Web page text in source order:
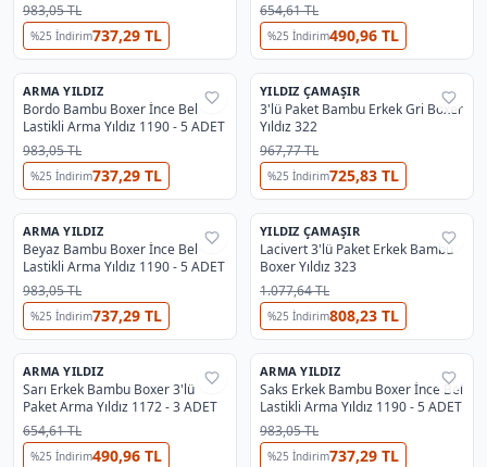
983,05 TL
%25 İndirim737,29 TL
654,61 TL
%25 İndirim490,96 TL
%28
ARMA YILDIZ
Bordo Bambu Boxer İnce Bel
Lastikli Arma Yıldız 1190 - 5 ADET
983,05 TL
%25 İndirim737,29 TL
%40
YILDIZ ÇAMAŞIR
3'lü Paket Bambu Erkek Gri Boxer
Yıldız 322
967,77 TL
%25 İndirim725,83 TL
%28
ARMA YILDIZ
Beyaz Bambu Boxer İnce Bel
Lastikli Arma Yıldız 1190 - 5 ADET
983,05 TL
%25 İndirim737,29 TL
%25
YILDIZ ÇAMAŞIR
Lacivert 3'lü Paket Erkek Bambu
Boxer Yıldız 323
1.077,64 TL
%25 İndirim808,23 TL
%28
ARMA YILDIZ
Sarı Erkek Bambu Boxer 3'lü
Paket Arma Yıldız 1172 - 3 ADET
654,61 TL
%25 İndirim490,96 TL
%28
ARMA YILDIZ
Saks Erkek Bambu Boxer İnce Bel
Lastikli Arma Yıldız 1190 - 5 ADET
983,05 TL
%25 İndirim737,29 TL